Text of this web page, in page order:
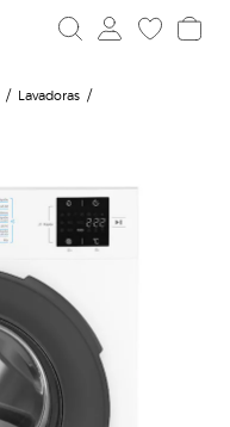
Lavadoras